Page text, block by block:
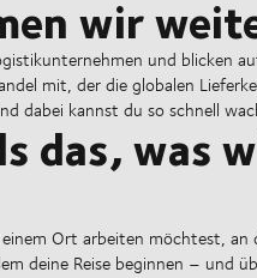
wir
und blicken
mit, der die globalen
dabei kannst du so schnell
das, was
Ort arbeiten möchtest,
deine Reise beginnen – und